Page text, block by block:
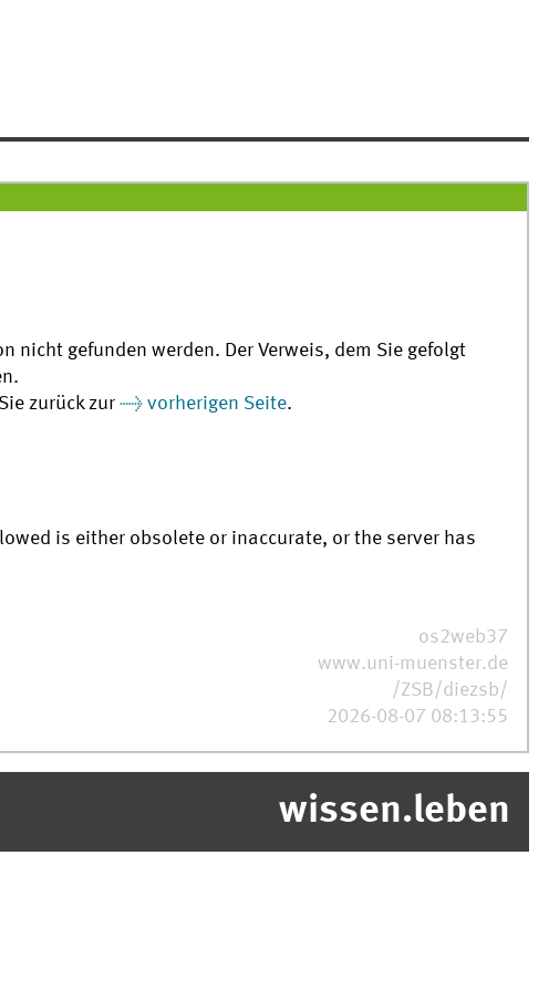
nicht gefunden werden. Der Verweis, dem Sie gefolgt
zurück zur vorherigen Seite.
is either obsolete or inaccurate, or the server has
os2web37
www.uni-muenster.de
/ZSB/diezsb/
2026-08-07 08:13:55
wissen.leben